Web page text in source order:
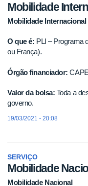
Mobilidade
Mobilidade Internacional
O que é: PLI – Programa
ou França).
Órgão financiador:
Valor da bolsa: Toda a
governo.
19/03/2021 - 20:08
SERVIÇO
Mobilidade
Mobilidade Nacional